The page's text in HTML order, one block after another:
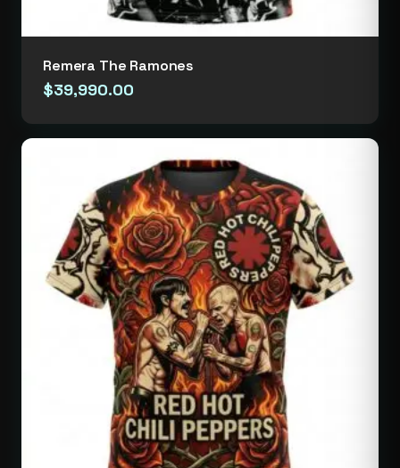
Remera The Ramones
$39,990.00